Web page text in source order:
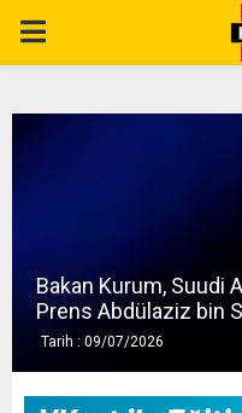
P
ABakan Kurum, Suudi
Prens Abdülaziz bin
Tarih : 09/07/2026